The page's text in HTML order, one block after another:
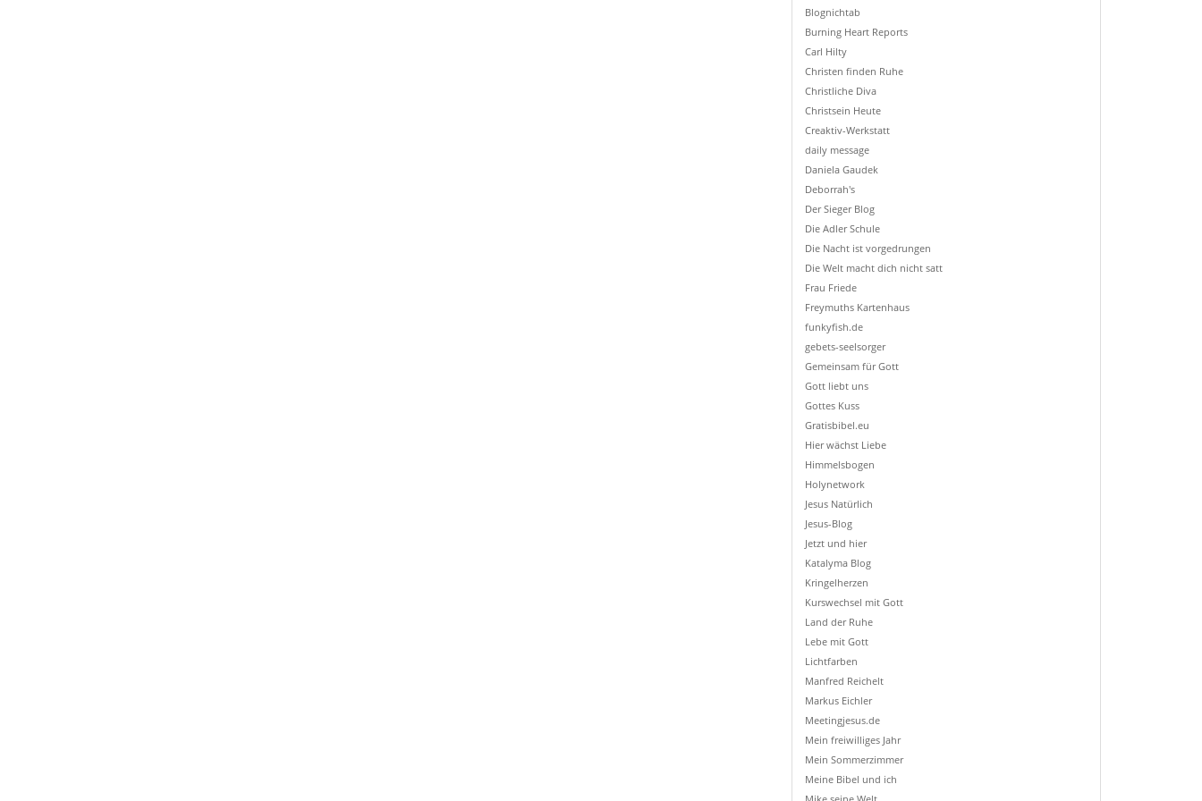
Blognichtab
Burning Heart Reports
Carl Hilty
Christen finden Ruhe
Christliche Diva
Christsein Heute
Creaktiv-Werkstatt
daily message
Daniela Gaudek
Deborrah's
Der Sieger Blog
Die Adler Schule
Die Nacht ist vorgedrungen
Die Welt macht dich nicht satt
Frau Friede
Freymuths Kartenhaus
funkyfish.de
gebets-seelsorger
Gemeinsam für Gott
Gott liebt uns
Gottes Kuss
Gratisbibel.eu
Hier wächst Liebe
Himmelsbogen
Holynetwork
Jesus Natürlich
Jesus-Blog
Jetzt und hier
Katalyma Blog
Kringelherzen
Kurswechsel mit Gott
Land der Ruhe
Lebe mit Gott
Lichtfarben
Manfred Reichelt
Markus Eichler
Meetingjesus.de
Mein freiwilliges Jahr
Mein Sommerzimmer
Meine Bibel und ich